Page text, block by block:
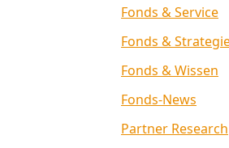
Fonds & Service
Fonds &
Fonds & Wissen
Fonds-News
Partner Research